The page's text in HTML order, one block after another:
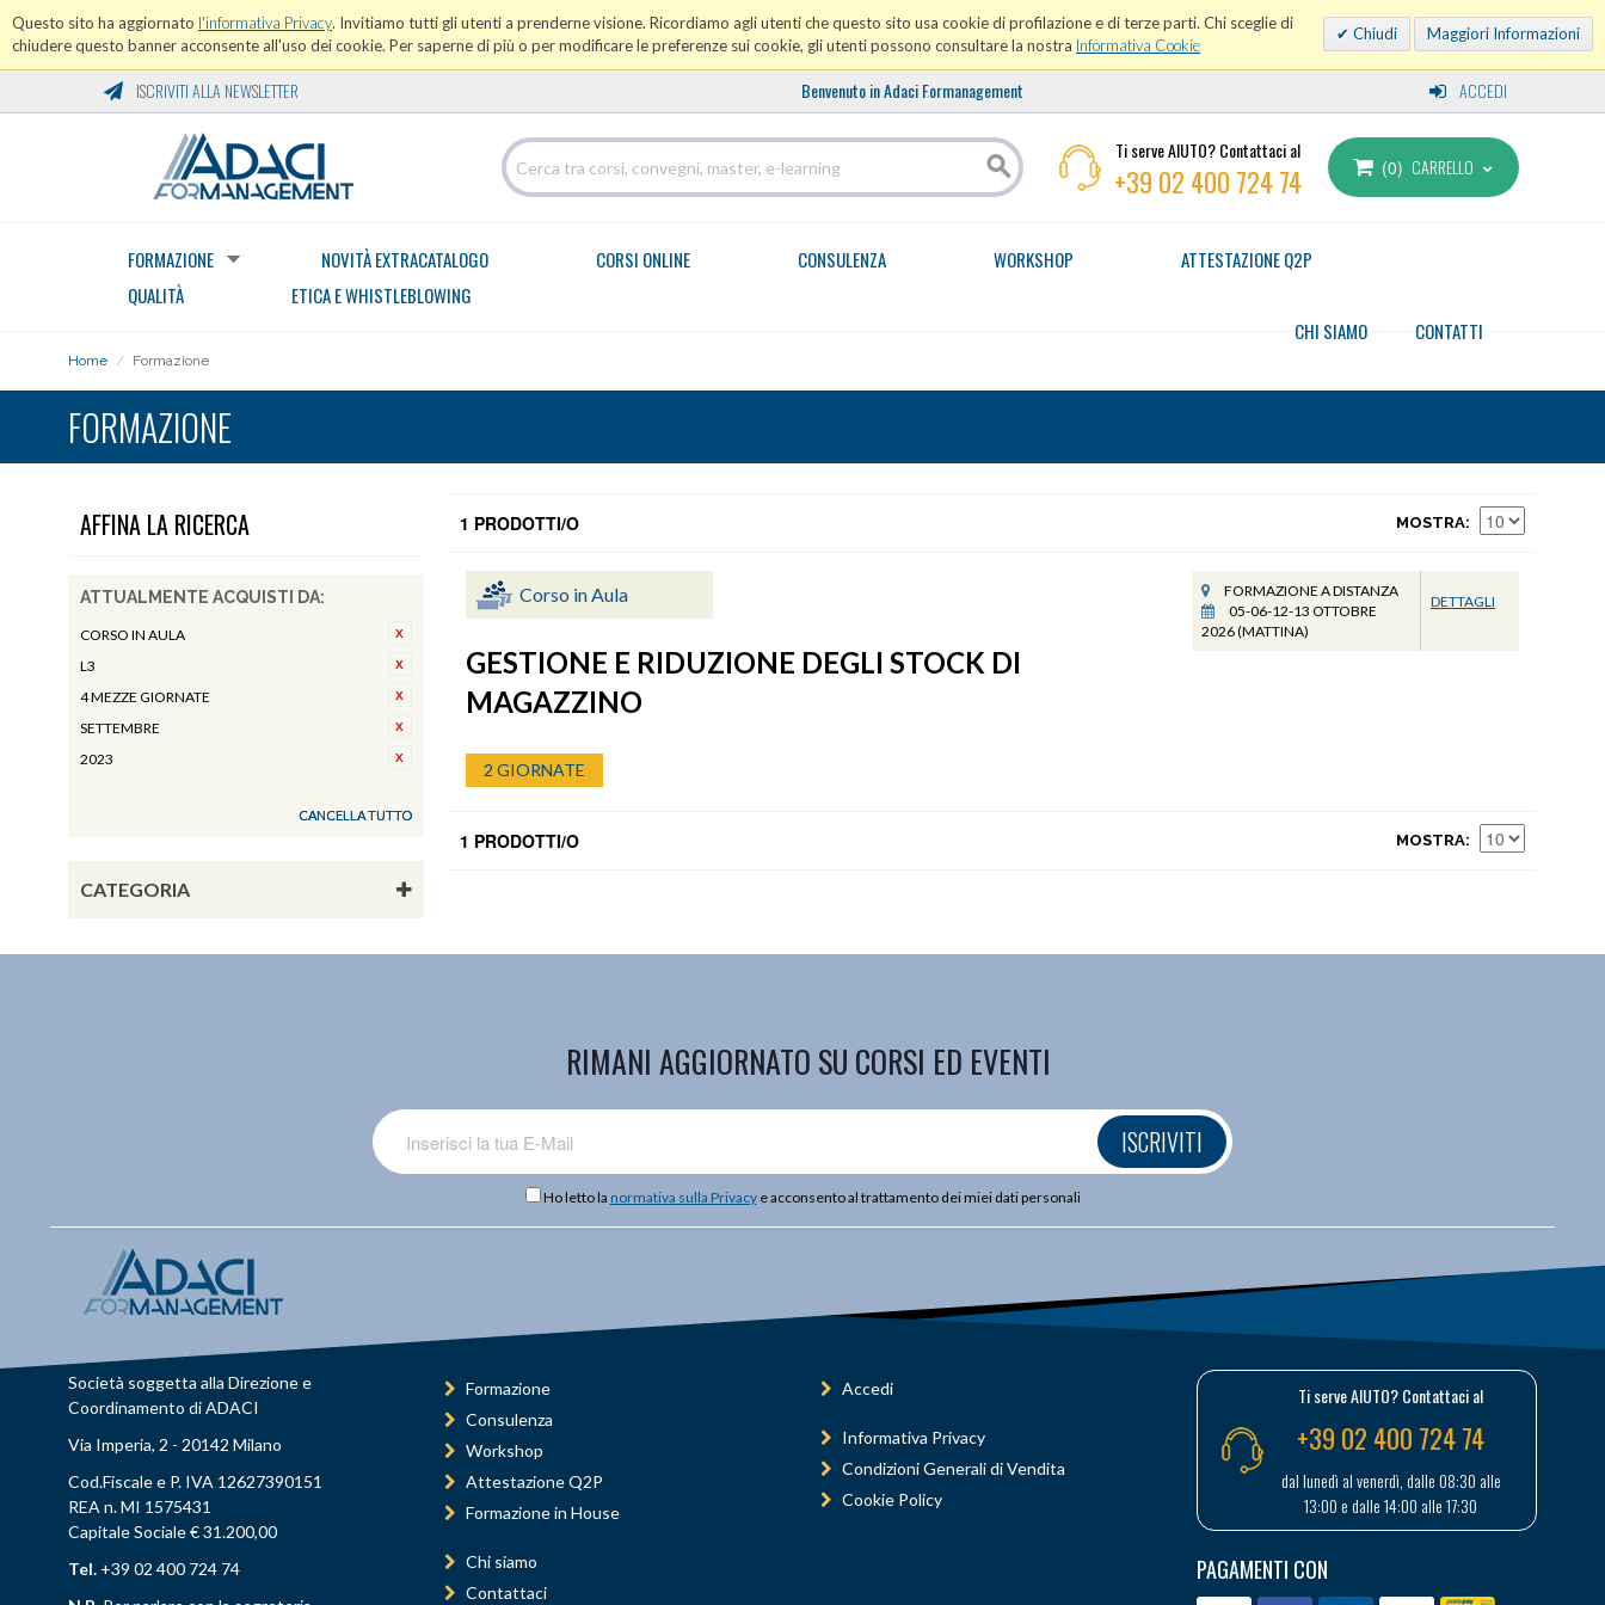
Questo sito ha aggiornato l'informativa Privacy. Invitiamo tutti gli utenti a prenderne visione. Ricordiamo agli utenti che questo sito usa cookie di profilazione e di terze parti. Chi sceglie di
chiudere questo banner acconsente all'uso dei cookie. Per saperne di più o per modificare le preferenze sui cookie, gli utenti possono consultare la nostra Informativa Cookie
Chiudi Maggiori Informazioni
ISCRIVITI ALLA NEWSLETTER Benvenuto in Adaci Formanagement ACCEDI
Ti serve AIUTO? Contattaci al
+39 02 400 724 74 0 CARRELLO
FORMAZIONE NOVITÀ EXTRACATALOGO CORSI ONLINE CONSULENZA WORKSHOP
ATTESTAZIONE Q2P
QUALITÀ
ETICA E WHISTLEBLOWING
CONTATTI
CHI SIAMO
Home / Formazione
FORMAZIONE
AFFINA LA RICERCA
ATTUALMENTE ACQUISTI DA:
CORSO IN AULA
L3
4 MEZZE GIORNATE
SETTEMBRE
2023
CANCELLA TUTTO
CATEGORIA
1 PRODOTTI/O MOSTRA
Corso in Aula
GESTIONE E RIDUZIONE DEGLI STOCK DI
MAGAZZINO
2 GIORNATE
FORMAZIONE A DISTANZA
05-06-12-13 OTTOBRE
2026 (MATTINA)
DETTAGLI
1 PRODOTTI/O MOSTRA
RIMANI AGGIORNATO SU CORSI ED EVENTI
ISCRIVITI
Ho letto la normativa sulla Privacye acconsento al trattamento dei miei dati personali
Società soggetta alla Direzione e
Coordinamento di ADACI
Via Imperia, 2 - 20142 Milano
Cod.Fiscale e P. IVA 12627390151
REA n. MI 1575431
Capitale Sociale € 31.200,00
Tel. +39 02 400 724 74
Formazione
Consulenza
Workshop
Attestazione Q2P
Formazione in House
Chi siamo
Contattaci
Accedi
Informativa Privacy
Condizioni Generali di Vendita
Cookie Policy
Ti serve AIUTO? Contattaci al
+39 02 400 724 74
dal lunedì al venerdì, dalle 08:30 alle
13:00 e dalle 14:00 alle 17:30
PAGAMENTI CON